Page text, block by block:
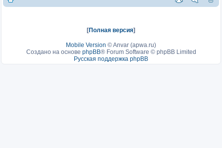
[Полная версия]
Mobile Version ©Anvar (apwa.ru)
Создано на основе phpBB® Forum Software © phpBB Limited
Русская поддержка phpBB